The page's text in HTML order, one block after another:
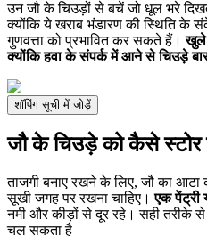
उन जौ के चिउड़ों से बचें जो धूल भरे दिखते
क्योंकि ये खराब भंडारण की स्थिति के
गुणवत्ता को प्रभावित कर सकते हैं।खुले
क्योंकि हवा के संपर्क में आने से चिउड़े
शॉपिंग सूची में जोड़ें
जौ के चिउड़े को कैसे
ताजगी बनाए रखने के लिए, जौ का
सूखी जगह पर रखना चाहिए।एक पेंट्री
नमी और कीड़ों से दूर रहे। सही तरीके
चल सकता है